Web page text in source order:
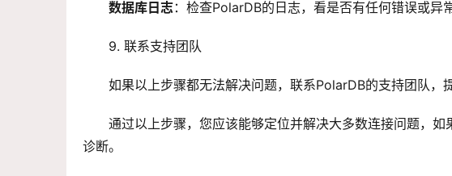
数据库日志：检查PolarDB的日志，看是否有任何错误或异
9. 联系支持团队
如果以上步骤都无法解决问题，联系PolarDB的支持团队
通过以上步骤，您应该能够定位并解决大多数连接问题，
诊断。